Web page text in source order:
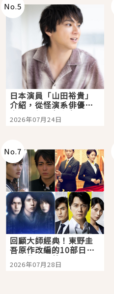
No.5
日本演員「山田裕貴」
介紹，從怪演系俳優走
向國民級日劇主角
2026年07月24日
No.7
回顧大師經典！東野圭
吾原作改編的10部日本
影視作品推薦
2026年07月28日